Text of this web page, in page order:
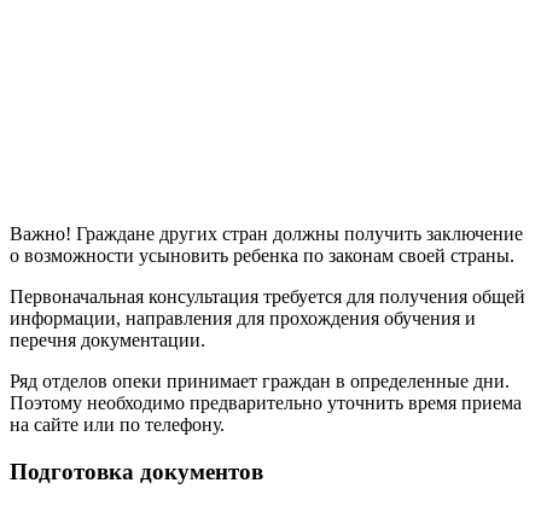
Важно! Граждане других стран должны получить заключение
о возможности усыновить ребенка по законам своей страны.
Первоначальная консультация требуется для получения общей
информации, направления для прохождения обучения и
перечня документации.
Ряд отделов опеки принимает граждан в определенные дни.
Поэтому необходимо предварительно уточнить время приема
на сайте или по телефону.
Подготовка документов